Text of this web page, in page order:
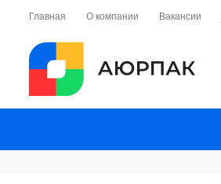
Главная О компании Вакансии